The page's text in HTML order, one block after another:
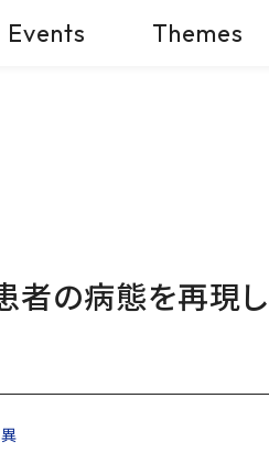
Events Themes
の病態を再現